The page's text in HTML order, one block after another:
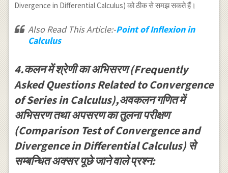
Divergence in Differential Calculus) को ठीक से समझ सकते हैं।
Also Read This Article:-Point of Inflexion in
Calculus
4.कलन में श्रेणी का अभिसरण (Frequently
Asked Questions Related to Convergence
of Series in Calculus),अवकलन गणित में
अभिसरण तथा अपसरण का तुलना परीक्षण
(Comparison Test of Convergence and
Divergence in Differential Calculus) से
सम्बन्धित अक्सर पूछे जाने वाले प्रश्न: